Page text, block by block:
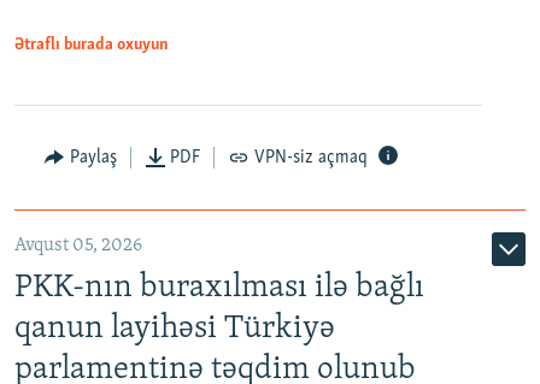
Ətraflı burada oxuyun
Paylaş PDF VPN-siz açmaq
Avqust 05, 2026
PKK-nın buraxılması ilə bağlı
qanun layihəsi Türkiyə
parlamentinə təqdim olunub